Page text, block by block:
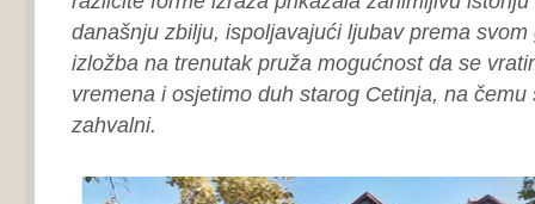
današnju zbilju, ispoljavajući ljubav prema
izložba na trenutak pruža mogućnost da se
vremena i osjetimo duh starog Cetinja, na
zahvalni.